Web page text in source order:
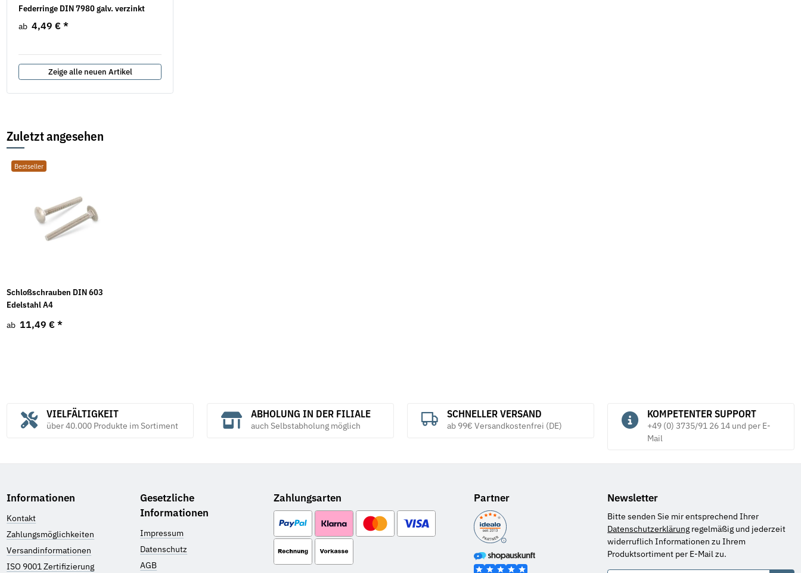
Federringe DIN 7980 galv. verzinkt
ab 4,49 € *
Zeige alle neuen Artikel
Zuletzt angesehen
Bestseller
Schloßschrauben DIN 603
Edelstahl A4
ab 11,49 € *
VIELFÄLTIGKEIT
über 40.000 Produkte im Sortiment
ABHOLUNG IN DER FILIALE
auch Selbstabholung möglich
SCHNELLER VERSAND
ab 99€ Versandkostenfrei (DE)
KOMPETENTER SUPPORT
+49 (0) 3735/91 26 14 und per E-
Mail
Informationen
Kontakt
Zahlungsmöglichkeiten
Versandinformationen
ISO 9001 Zertifizierung
Gesetzliche
Informationen
Impressum
Datenschutz
AGB
Zahlungsarten Partner Newsletter
Bitte senden Sie mir entsprechend Ihrer
Datenschutzerklärung regelmäßig und jederzeit
widerruflich Informationen zu Ihrem
Produktsortiment per E-Mail zu.